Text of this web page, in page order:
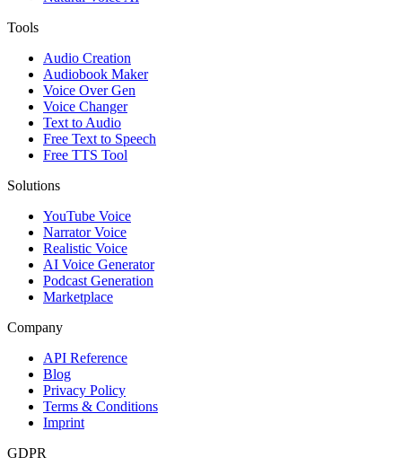
Tools
Audio Creation
Audiobook Maker
Voice Over Gen
Voice Changer
Text to Audio
Free Text to Speech
Free TTS Tool
Solutions
YouTube Voice
Narrator Voice
Realistic Voice
AI Voice Generator
Podcast Generation
Marketplace
Company
API Reference
Blog
Privacy Policy
Terms & Conditions
Imprint
GDPR